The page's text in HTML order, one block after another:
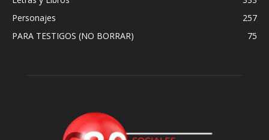
Personajes
257
PARA TESTIGOS (NO BORRAR)
75